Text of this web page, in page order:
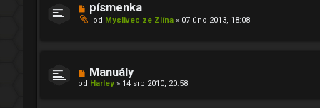
písmenka
od Myslivec ze Zlína » 07 úno 2013, 18:08
Manuály
od Harley » 14 srp 2010, 20:58